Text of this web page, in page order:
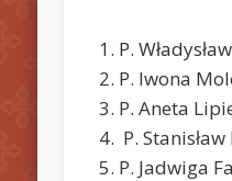
P.
P. Iwona
P. Aneta
P. Stanisław
P. Jadwiga